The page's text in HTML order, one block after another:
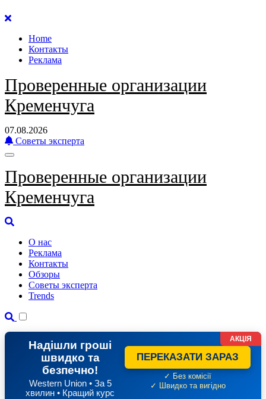
Перейти
содержанию
Home
Контакты
Реклама
Проверенные организации
Кременчуга
07.08.2026
Советы эксперта
Проверенные организации
Кременчуга
О нас
Реклама
Контакты
Обзоры
Советы эксперта
Trends
Надішли гроші
швидко та
безпечно!
Western Union • За 5
хвилин • Кращий курс
ПЕРЕКАЗАТИ ЗАРАЗ
✓ Без комісії
✓ Швидко та вигідно
АКЦІЯ